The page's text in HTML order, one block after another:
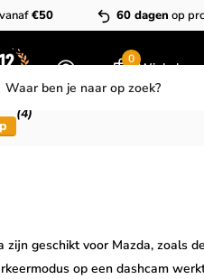
€50 60 dagen op
0
(4)
zijn geschikt voor Mazda, zoals de
op een dashcam